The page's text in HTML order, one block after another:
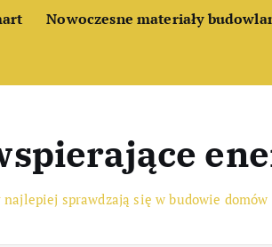
Nowoczesne materiały
sprawdzają się w budowie domów